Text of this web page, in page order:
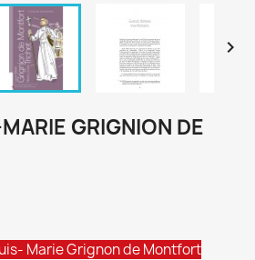

GRIGNION DE
Marie Grignon de Montfort